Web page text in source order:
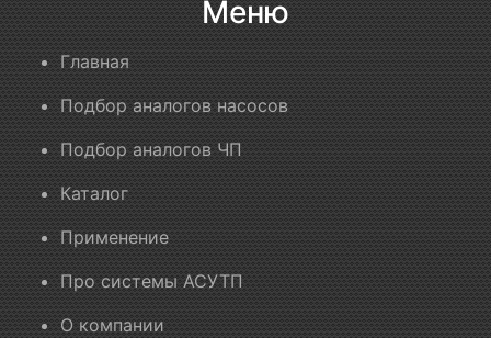
Меню
Главная
Подбор аналогов насосов
Подбор аналогов ЧП
Каталог
Применение
Про системы АСУТП
О компании